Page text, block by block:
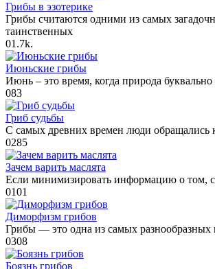
Грибы в эзотерике
Грибы считаются одними из самых
таинственных
01.7k.
Июньские грибы
Июнь – это время, когда природа
083
Гриб судьбы
С самых древних времен люди обращались
0285
Зачем варить маслята
Если минимизировать информацию о том,
0101
Диморфизм грибов
Грибы — это одна из самых разнообразных
0308
Боязнь грибов